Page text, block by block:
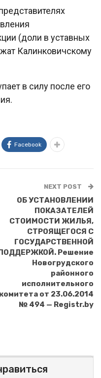
(доли в уставных
Калинковичскому
в силу после его
Facebook
NEXT POST
ОБ УСТАНОВЛЕНИИ
ПОКАЗАТЕЛЕЙ
СТОИМОСТИ ЖИЛЬЯ,
СТРОЯЩЕГОСЯ С
ГОСУДАРСТВЕННОЙ
Решение
Новогрудского
районного
исполнительного
комитета от 23.06.2014
№ 494 — Registr.by